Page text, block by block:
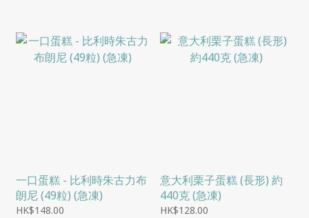
一口蛋糕 - 比利時朱古力布
朗尼 (49粒) (急凍)
HK$148.00
意大利栗子蛋糕 (長形) 約
440克 (急凍)
HK$128.00